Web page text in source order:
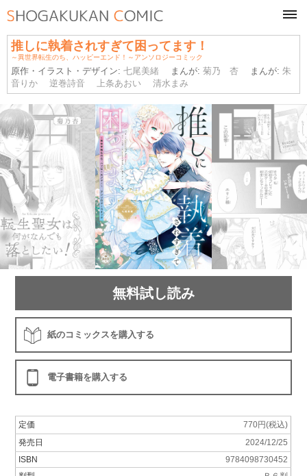
推しに執着されすぎて困ってます！
～異世界転生のち、ハッピーエンド！～アンソロジーコミック
原作・イラスト・デザイン:七尾美緒 まんが:菊乃 杏 まんが: 朱
音りか
逆巻詩音 上条あおい 清水まみ
無料試し読み
紙のコミックスを購入する
電子書籍を購入する
定価
770円(税込)
発売日
2024/12/25
ISBN
9784098730452